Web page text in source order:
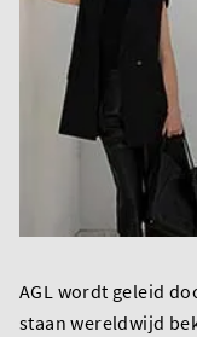
AGL wordt geleid
staan wereldwijd